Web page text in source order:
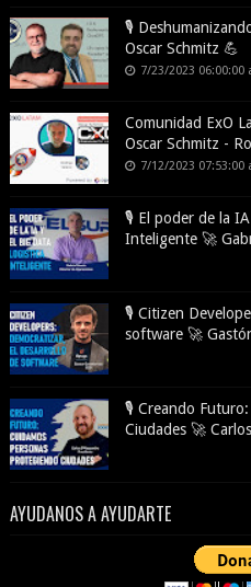
🎙️
Oscar Schmitz 💪
7/23/2023 06:00:00
Comunidad ExO
Oscar Schmitz -
7/12/2023 07:53:00
🎙️ El poder de la
Inteligente 🚀
🎙️ Citizen
software 🚀
🎙️ Creando
Ciudades 🚀
AYUDANOS A AYUDARTE